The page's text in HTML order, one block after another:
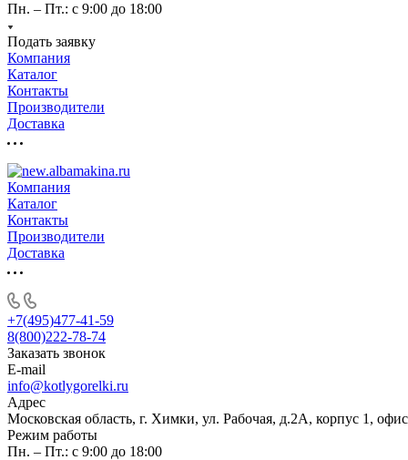
Пн. – Пт.: с 9:00 до 18:00
Подать заявку
Компания
Каталог
Контакты
Производители
Доставка
Компания
Каталог
Контакты
Производители
Доставка
+7(495)477-41-59
8(800)222-78-74
Заказать звонок
E-mail
info@kotlygorelki.ru
Адрес
Московская область, г. Химки, ул. Рабочая, д.2А, корпус 1,
Режим работы
Пн. – Пт.: с 9:00 до 18:00